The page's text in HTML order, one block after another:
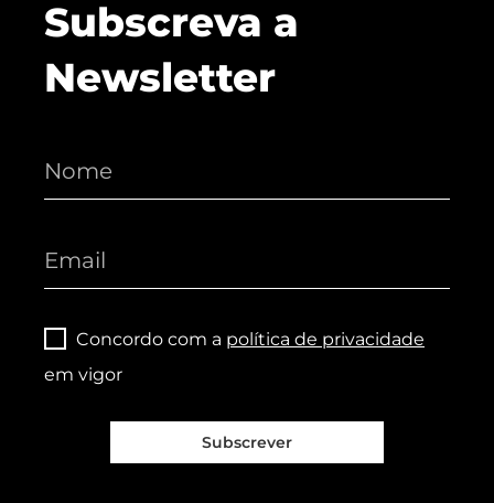
Subscreva a
Newsletter
Concordo com a política de privacidade
em vigor
Subscrever